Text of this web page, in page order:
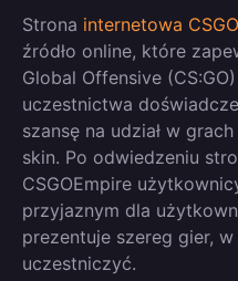
Strona internetowa
źródło online, które
Global Offensive
uczestnictwa
szansę na udział w
skin. Po odwiedzeniu
CSGOEmpire
przyjaznym dla
prezentuje szereg gier,
uczestniczyć.